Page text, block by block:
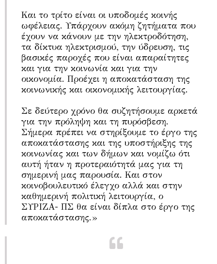
Και το τρίτο είναι οι υποδομές κοινής
ωφέλειας. Υπάρχουν ακόμη ζητήματα που
έχουν να κάνουν με την ηλεκτροδότηση,
τα δίκτυα ηλεκτρισμού, την ύδρευση, τις
βασικές παροχές που είναι απαραίτητες
και για την κοινωνία και για την
οικονομία. Προέχει η αποκατάσταση της
κοινωνικής και οικονομικής λειτουργίας.
Σε δεύτερο χρόνο θα συζητήσουμε αρκετά
για την πρόληψη και τη πυρόσβεση.
Σήμερα πρέπει να στηρίξουμε το έργο της
αποκατάστασης και της υποστήριξης της
κοινωνίας και των δήμων και νομίζω ότι
αυτή ήταν η προτεραιότητά μας για τη
σημερινή μας παρουσία. Και στον
κοινοβουλευτικό έλεγχο αλλά και στην
καθημερινή πολιτική λειτουργία, ο
ΣΥΡΙΖΑ- ΠΣ θα είναι δίπλα στο έργο της
αποκατάστασης.»